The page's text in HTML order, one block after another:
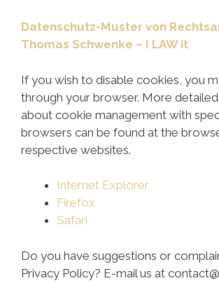
Datenschutz-Muster von
Thomas Schwenke – I LAW it
If you wish to disable cookies, you
through your browser. More
about cookie management with
browsers can be found at the
respective websites.
Internet Explorer
Firefox
Safari
Do you have suggestions or
Privacy Policy? E-mail us at